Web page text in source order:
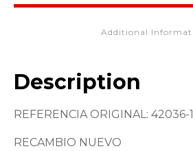
Additional
Description
REFERENCIA ORIGINAL: 42036-
RECAMBIO NUEVO